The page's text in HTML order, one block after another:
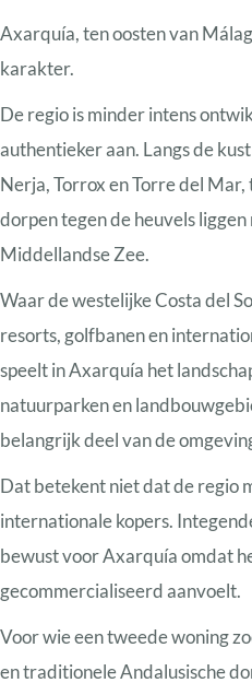
Axarquía, ten oosten van
karakter.
De regio is minder intens
authentieker aan. Langs de
Nerja, Torrox en Torre del
dorpen tegen de heuvels
Middellandse Zee.
Waar de westelijke Costa del
resorts, golfbanen en
speelt in Axarquía het
natuurparken en
belangrijk deel van de
Dat betekent niet dat de regio
internationale kopers.
bewust voor Axarquía omdat
gecommercialiseerd aanvoelt.
Voor wie een tweede woning
en traditionele Andalusische